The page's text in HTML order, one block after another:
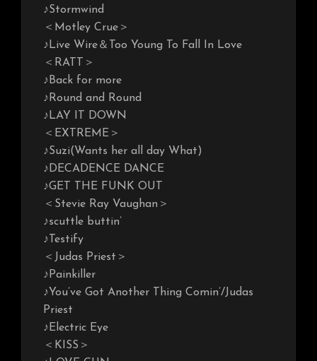
♪Stormwind
＜Motley Crue＞
♪Live Wire＆Too Young To Fall In Love
＜RATT＞
♪Back for more
♪Round and Round
♪LAY IT DOWN
＜EXTREME＞
♪Suzi(Wants her all day What)
♪DECADENCE DANCE
♪GET THE FUNK OUT
＜Stevie Ray Vaughan＞
♪scuttle buttin’
♪Testify
＜Judas Priest＞
♪Painkiller
♪You’ve Got Another Thing Comin’/Judas
Priest
♪Electric Eye
＜KISS＞